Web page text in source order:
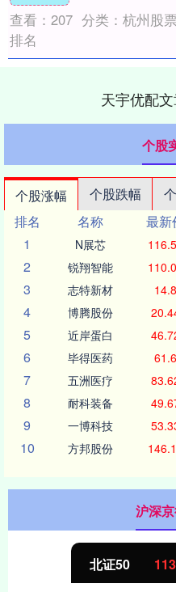
查看： 207 分类： 杭州股
排名
天宇优配
个股
个股涨幅 个股跌幅
排名
名称 最新
1
N展芯
2 锐翔智能
3 志特新材 14.8
4 博腾股份
5 近岸蛋白
6 毕得医药 61.6
7 五洲医疗
8 耐科装备
9 一博科技
10 方邦股份
沪深
北证50